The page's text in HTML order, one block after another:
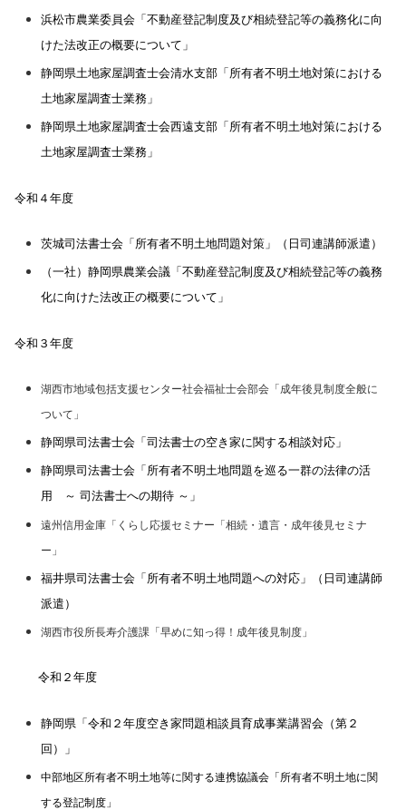
浜松市農業委員会「不動産登記制度及び相続登記等の義務化に向
けた法改正の概要について」
静岡県土地家屋調査士会清水支部「所有者不明土地対策における
土地家屋調査士業務」
静岡県土地家屋調査士会西遠支部「所有者不明土地対策における
土地家屋調査士業務」
令和４年度
茨城司法書士会「所有者不明土地問題対策」（日司連講師派遣）
（一社）静岡県農業会議「不動産登記制度及び相続登記等の義務
化に向けた法改正の概要について」
令和３年度
湖西市地域包括支援センター社会福祉士会部会「成年後見制度全般に
ついて」
静岡県司法書士会「司法書士の空き家に関する相談対応」
静岡県司法書士会「所有者不明土地問題を巡る一群の法律の活
用 ～ 司法書士への期待 ～」
遠州信用金庫「くらし応援セミナー「相続・遺言・成年後見セミナ
ー」
福井県司法書士会「所有者不明土地問題への対応」（日司連講師
派遣）
湖西市役所長寿介護課「早めに知っ得！成年後見制度」
令和２年度
静岡県「令和２年度空き家問題相談員育成事業講習会（第２
回）」
中部地区所有者不明土地等に関する連携協議会「所有者不明土地に関
する登記制度」